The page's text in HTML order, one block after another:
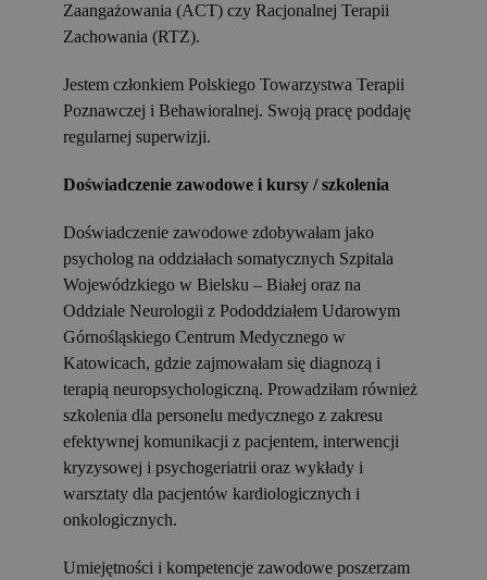
Zaangażowania (ACT) czy Racjonalnej Terapii
Zachowania (RTZ).
Jestem członkiem Polskiego Towarzystwa Terapii
Poznawczej i Behawioralnej. Swoją pracę poddaję
regularnej superwizji.
Doświadczenie zawodowe i kursy / szkolenia
Doświadczenie zawodowe zdobywałam jako
psycholog na oddziałach somatycznych Szpitala
Wojewódzkiego w Bielsku – Białej oraz na
Oddziale Neurologii z Pododdziałem Udarowym
Górnośląskiego Centrum Medycznego w
Katowicach, gdzie zajmowałam się diagnozą i
terapią neuropsychologiczną. Prowadziłam również
szkolenia dla personelu medycznego z zakresu
efektywnej komunikacji z pacjentem, interwencji
kryzysowej i psychogeriatrii oraz wykłady i
warsztaty dla pacjentów kardiologicznych i
onkologicznych.
Umiejętności i kompetencje zawodowe poszerzam